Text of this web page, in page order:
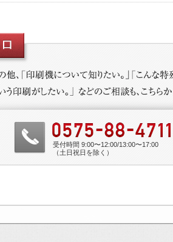
受付時間 9:00〜12:00/13:00〜17:00
（土日祝日を除く）